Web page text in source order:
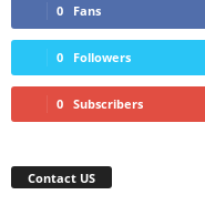
0 Fans
0 Followers
0 Subscribers
Contact US